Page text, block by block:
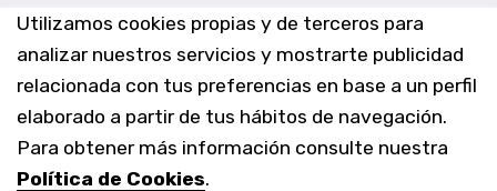
Utilizamos cookies propias y de terceros para
analizar nuestros servicios y mostrarte publicidad
relacionada con tus preferencias en base a un perfil
elaborado a partir de tus hábitos de navegación.
Para obtener más información consulte nuestra
Política de Cookies.